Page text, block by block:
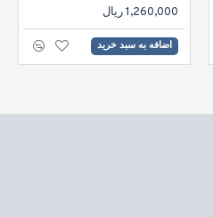
1,260,000 ریال
اضافه به سبد خرید